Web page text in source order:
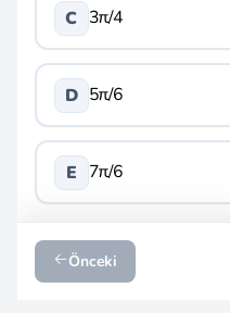
C 3π/4
D 5π/6
E 7π/6
Önceki